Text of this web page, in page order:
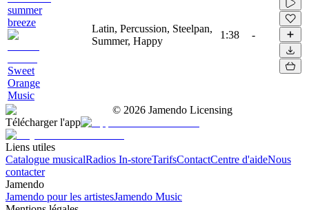
summer
breeze
Sweet
Orange
Music
Latin, Percussion, Steelpan,
Summer, Happy
1:38 -
© 2026 Jamendo Licensing
Télécharger l'app
Liens utiles
Catalogue musicalRadios In-storeTarifsContactCentre d'aideNous
contacter
Jamendo
Jamendo pour les artistesJamendo Music